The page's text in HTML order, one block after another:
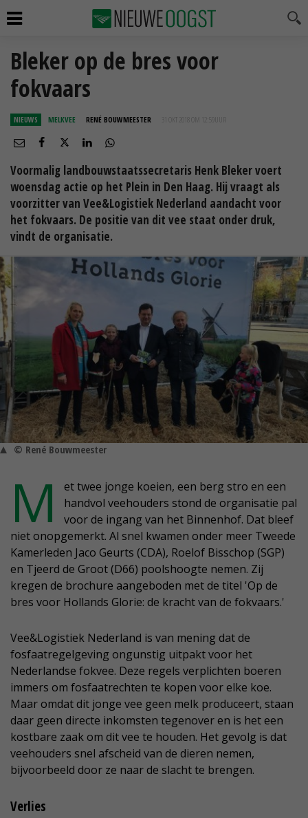
Bleker op de bres voor
fokvaars
NIEUWS MELKVEE RENÉ BOUWMEESTER 31 OKT 2018 OM 12:59
Voormalig landbouwstaatssecretaris Henk Bleker voert
woensdag actie op het Plein in Den Haag. Hij vraagt als
voorzitter van Vee&Logistiek Nederland aandacht voor
het fokvaars. De positie van dit vee staat onder druk,
vindt de organisatie.
© René Bouwmeester
M
et twee jonge koeien, een berg stro en een
handvol veehouders stond de organisatie pal
voor de ingang van het Binnenhof. Dat bleef
niet onopgemerkt. Al snel kwamen onder meer Tweede
Kamerleden Jaco Geurts (CDA), Roelof Bisschop (SGP)
en Tjeerd de Groot (D66) poolshoogte nemen. Zij
kregen de brochure aangeboden met de titel 'Op de
bres voor Hollands Glorie: de kracht van de fokvaars.'
Vee&Logistiek Nederland is van mening dat de
fosfaatregelgeving ongunstig uitpakt voor het
Nederlandse fokvee. Deze regels verplichten boeren
immers om fosfaatrechten te kopen voor elke koe.
Maar omdat dit jonge vee geen melk produceert, staan
daar geen directe inkomsten tegenover en is het een
kostbare zaak om dit vee te houden. Het gevolg is dat
veehouders snel afscheid van de dieren nemen,
bijvoorbeeld door ze naar de slacht te brengen.
Verlies